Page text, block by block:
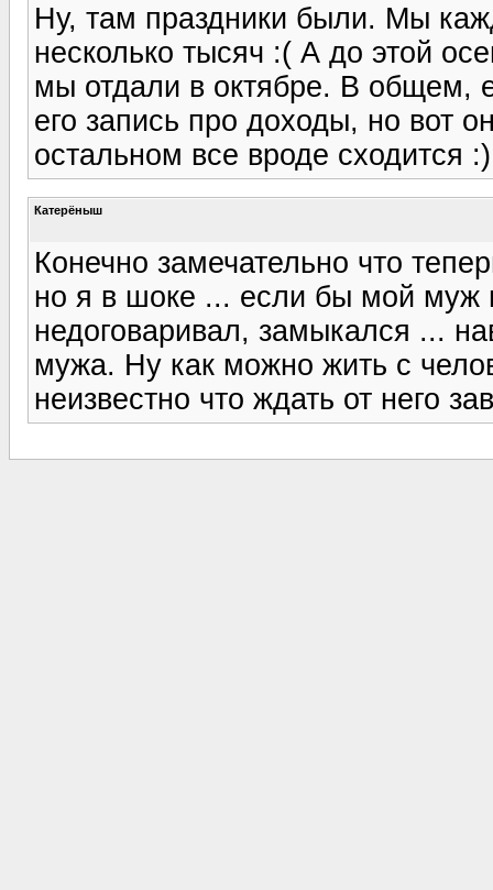
Ну, там праздники были. Мы
несколько тысяч :( А до этой
мы отдали в октябре. В общем,
его запись про доходы, но вот
остальном все вроде сходится :)
Катерёныш
Конечно замечательно что
но я в шоке ... если бы мой муж
недоговаривал, замыкался ...
мужа. Ну как можно жить с
неизвестно что ждать от него